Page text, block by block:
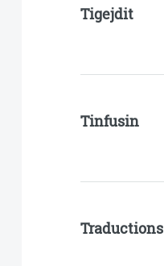
Tigejdit
Tinfusin
Traductions